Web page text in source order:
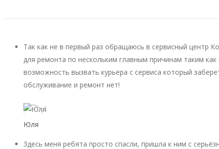
Так как не в первый раз обращаюсь в сервисный центр
для ремонта по нескольким главным причинам таким
возможность вызвать курьера с сервиса который
обслуживание и ремонт нет!
Юля
Здесь меня ребята просто спасли, пришла к ним с